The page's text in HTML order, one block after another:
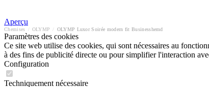
Aperçu
Chemises OLYMP OLYMP Luxor Soirée modern fit Businesshemd
Paramètres des cookies
Ce site web utilise des cookies, qui sont nécessaires au
à des fins de publicité directe ou pour simplifier l'interaction
Configuration
Techniquement nécessaire